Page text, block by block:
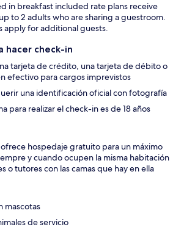
in breakfast included rate plans receive
to 2 adults who are sharing a guestroom.
apply for additional guests.
hacer check-in
tarjeta de crédito, una tarjeta de débito o
efectivo para cargos imprevistos
una identificación oficial con fotografía
para realizar el check-in es de 18 años
hospedaje gratuito para un máximo
y cuando ocupen la misma habitación
o tutores con las camas que hay en ella
mascotas
de servicio